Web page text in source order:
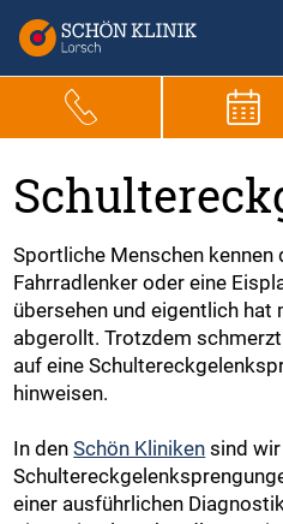
Sportliche Menschen kennen
Fahrradlenker oder eine
übersehen und eigentlich hat
abgerollt. Trotzdem
auf eine
hinweisen.
In denSchön Kliniken sind
einer ausführlichen